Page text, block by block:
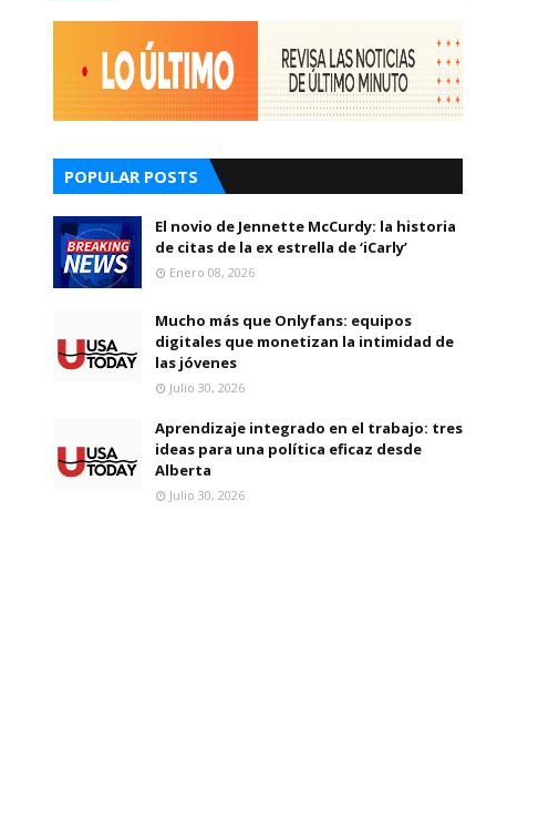
POPULAR POSTS
El novio de Jennette McCurdy: la historia
de citas de la ex estrella de ‘iCarly’
Enero 08, 2026
Mucho más que Onlyfans: equipos
digitales que monetizan la intimidad de
las jóvenes
Julio 30, 2026
Aprendizaje integrado en el trabajo: tres
ideas para una política eficaz desde
Alberta
Julio 30, 2026